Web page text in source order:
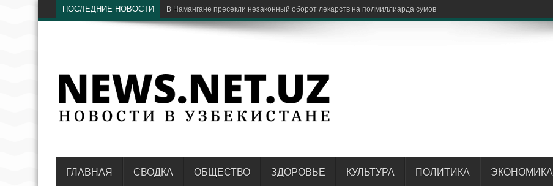
ПОСЛЕДНИЕ НОВОСТИ В
ГЛАВНАЯ СВОДКА ОБЩЕСТВО ЗДОРОВЬЕ КУЛЬТУРА ПОЛИТИКА ЭКОНОМИКА